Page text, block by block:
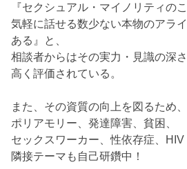
『セクシュアル・マイノリティの
気軽に話せる数少ない本物のアラ
ある』と、
相談者からはその実力・見識の深
高く評価されている。
また、その資質の向上を図るため、
ポリアモリー、発達障害、貧困、
セックスワーカー、性依存症、
隣接テーマも自己研鑽中！